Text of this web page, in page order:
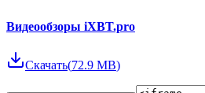
Видеообзоры iXBT.pro
Скачать(72.9 MB)